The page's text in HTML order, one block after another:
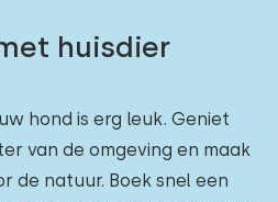
huisdier
hond is erg leuk. Geniet
van de omgeving en maak
de natuur. Boek snel een